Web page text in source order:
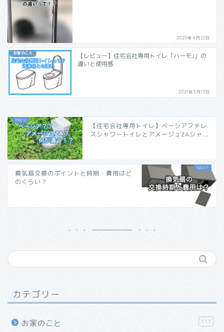
2020年4月22日
お家のこと
【レビュー】住宅会社専用トイレ「ハーモJ」の
違いと使用感
2021年3月13日
【住宅会社専用トイレ】ベーシアフチレ
スシャワートイレとアメージュZAシャ...
換気扇交換のポイントと時期・費用はど
のくらい？
カテゴリー
お家のこと 111